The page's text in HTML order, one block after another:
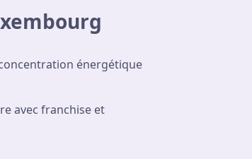
énergétique
avec franchise et